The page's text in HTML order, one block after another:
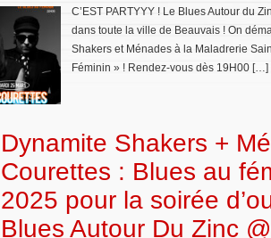
C’EST PARTYYY ! Le Blues Autour du
dans toute la ville de Beauvais ! On
Shakers et Ménades à la Maladrerie
Féminin » ! Rendez-vous dès 19H00 […]
Dynamite Shakers +
Courettes : Blues au
2025 pour la soirée
Blues Autour Du Zinc